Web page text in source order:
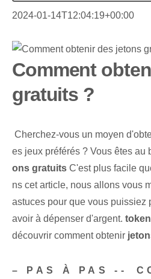
2024-01-14T12:04:19+00:00
Comment
gratuits ?
Cherchez-vous un moyen
es jeux préférés ? ⁣Vous êtes au
ons gratuits C'est plus facile
ns cet article, nous allons vous
astuces pour que vous puissiez
avoir à dépenser d'argent.
découvrir comment obtenir
– PAS À PAS --